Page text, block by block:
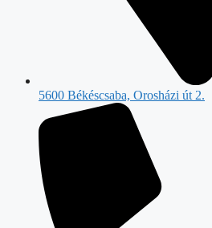
5600 Békéscsaba, Orosházi út 2.